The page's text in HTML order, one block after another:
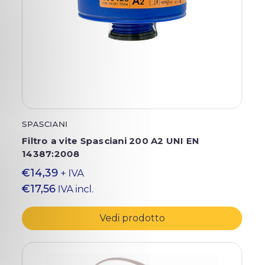
SPASCIANI
Filtro a vite Spasciani 200 A2 UNI EN
14387:2008
€14,39 + IVA
€17,56 IVA incl.
Vedi prodotto